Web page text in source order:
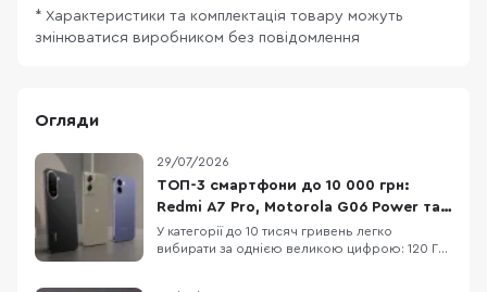
* Характеристики та комплектація товару можуть
змінюватися виробником без повідомлення
Огляди
29/07/2026
ТОП-3 смартфони до 10 000 грн:
Redmi A7 Pro, Motorola G06 Power та
OPPO A6x
У категорії до 10 тисяч гривень легко
вибирати за однією великою цифрою: 120 Гц,